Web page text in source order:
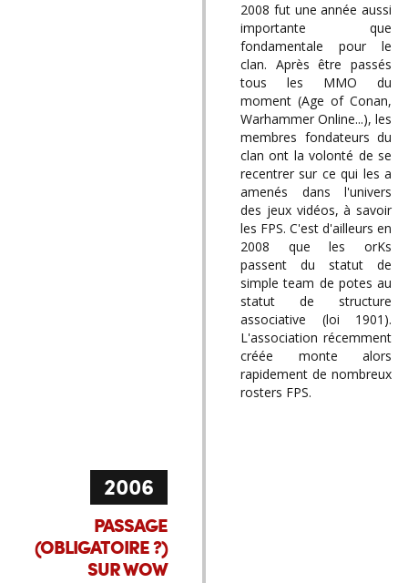
2008 fut une année aussi
importante que
fondamentale pour le
clan. Après être passés
tous les MMO du
moment (Age of Conan,
Warhammer Online...), les
membres fondateurs du
clan ont la volonté de se
recentrer sur ce qui les a
amenés dans l'univers
des jeux vidéos, à savoir
les FPS. C'est d'ailleurs en
2008 que les orKs
passent du statut de
simple team de potes au
statut de structure
associative (loi 1901).
L'association récemment
créée monte alors
rapidement de nombreux
rosters FPS.
2006
PASSAGE
(OBLIGATOIRE ?)
SUR WOW